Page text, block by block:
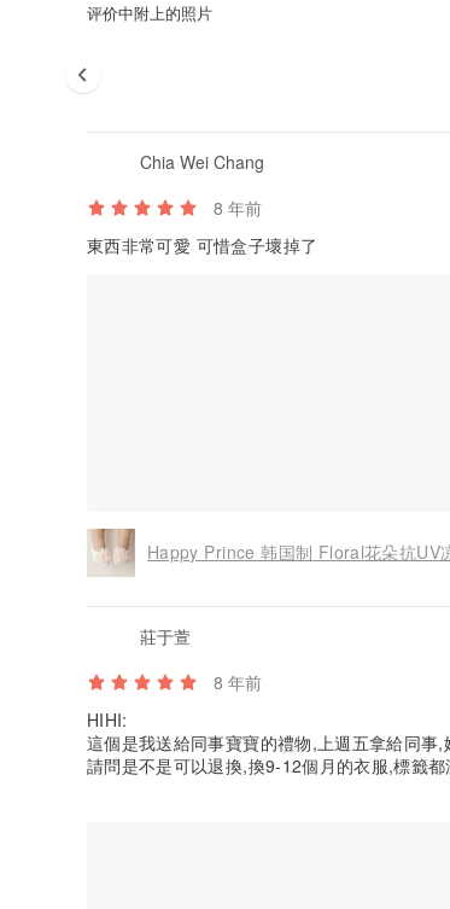
评价中附上的照片
Chia Wei Chang
8 年前
東西非常可愛 可惜盒子壞掉了
Happy Prince 韩国制 Floral花朵抗UV
莊于萱
8 年前
HIHI:
這個是我送給同事寶寶的禮物,上週五拿給同
請問是不是可以退換,換9-12個月的衣服,標籤